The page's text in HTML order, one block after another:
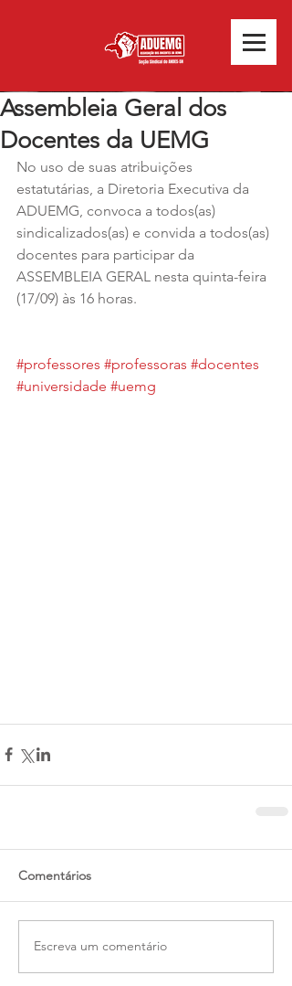
Assembleia Geral dos
Docentes da UEMG
No uso de suas atribuições
estatutárias, a Diretoria Executiva da
ADUEMG, convoca a todos(as)
sindicalizados(as) e convida a todos(as)
docentes para participar da
ASSEMBLEIA GERAL nesta quinta-feira
(17/09) às 16 horas.
#professores #professoras #docentes
#universidade #uemg
Comentários
Escreva um comentário